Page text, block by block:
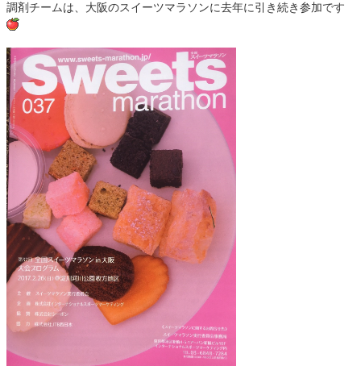
調剤チームは、大阪のスイーツマラソンに去年に引き続き参加です